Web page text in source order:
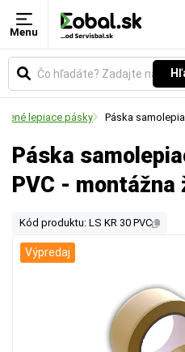
Menu
lepiace pásky Páska
Páska
PVC - montážna
Kód produktu: LS KR 30 PVC
Výpredaj